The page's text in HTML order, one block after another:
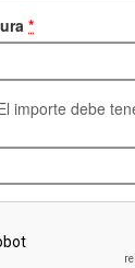
*
importe debe